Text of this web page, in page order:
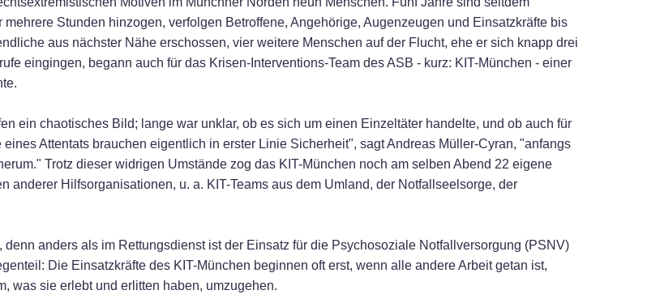
Stunden hinzogen, verfolgen Betroffene, Angehörige, Augenzeugen und Einsatzkräfte bis
aus nächster Nähe erschossen, vier weitere Menschen auf der Flucht, ehe er sich knapp drei
eingingen, begann auch für das Krisen-Interventions-Team des ASB - kurz: KIT-München - einer
ein chaotisches Bild; lange war unklar, ob es sich um einen Einzeltäter handelte, und ob auch für
Attentats brauchen eigentlich in erster Linie Sicherheit", sagt Andreas Müller-Cyran, "anfangs
Trotz dieser widrigen Umstände zog das KIT-München noch am selben Abend 22 eigene
anderer Hilfsorganisationen, u. a. KIT-Teams aus dem Umland, der Notfallseelsorge, der
anders als im Rettungsdienst ist der Einsatz für die Psychosoziale Notfallversorgung (PSNV)
Die Einsatzkräfte des KIT-München beginnen oft erst, wenn alle andere Arbeit getan ist,
was sie erlebt und erlitten haben, umzugehen.